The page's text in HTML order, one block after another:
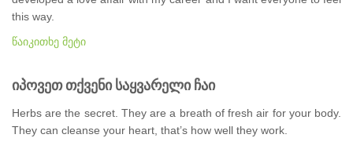
this way.
წაიკითხე მეტი
იპოვეთ თქვენი საყვარელი ჩაი
Herbs are the secret. They are a breath of fresh air for your body.
They can cleanse your heart, that’s how well they work.